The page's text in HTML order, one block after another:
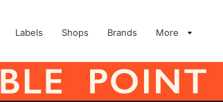
Labels Shops Brands More